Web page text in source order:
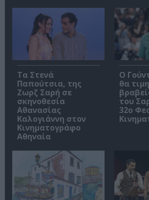
Τα Στενά
Παπούτσια, της
Ζωρζ Σαρή σε
σκηνοθεσία
Αθανασίας
Καλογιάννη στον
Κινηματογράφο
Αθηναία
Ο
θα
του
32ο